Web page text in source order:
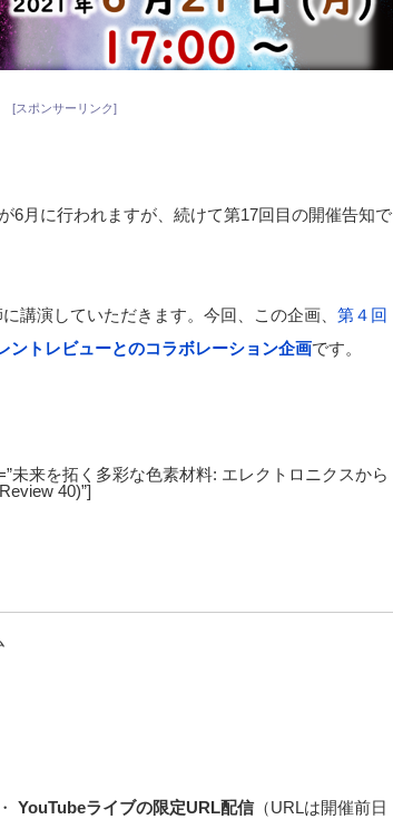
[スポンサーリンク]
が6月に行われますが、続けて第17回目の開催告知で
講演していただきます。今回、この企画、 第４回
ントレビューとのコラボレーション企画です。
未来を拓く多彩な色素材料: エレクトロニクスから
40)”]
YouTubeライブの限定URL配信（URLは開催前日